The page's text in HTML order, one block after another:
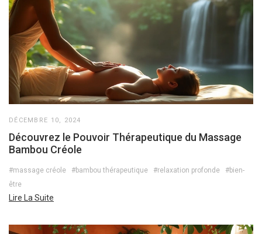
DÉCEMBRE 10, 2024
Découvrez le Pouvoir Thérapeutique du Massage
Bambou Créole
#massage créole #bambou thérapeutique #relaxation profonde
#bien-
être
Lire La Suite